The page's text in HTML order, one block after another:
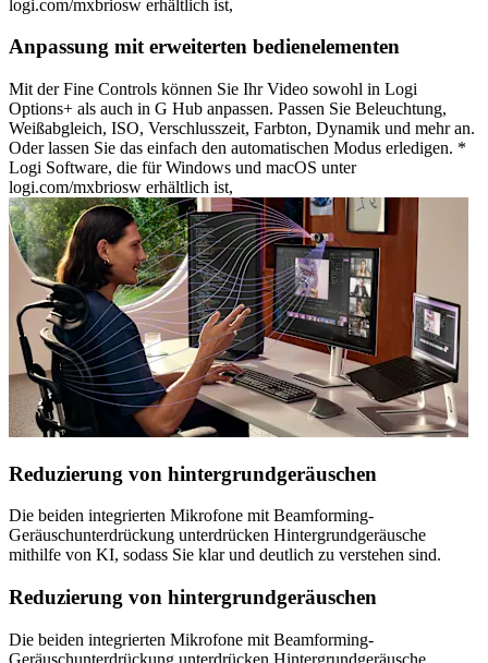
logi.com/mxbriosw erhältlich ist,
Anpassung mit erweiterten bedienelementen
Mit der Fine Controls können Sie Ihr Video sowohl in Logi
Options+ als auch in G Hub anpassen. Passen Sie Beleuchtung,
Weißabgleich, ISO, Verschlusszeit, Farbton, Dynamik und mehr an.
Oder lassen Sie das einfach den automatischen Modus erledigen. *
Logi Software, die für Windows und macOS unter
logi.com/mxbriosw erhältlich ist,
Reduzierung von hintergrundgeräuschen
Die beiden integrierten Mikrofone mit Beamforming-
Geräuschunterdrückung unterdrücken Hintergrundgeräusche
mithilfe von KI, sodass Sie klar und deutlich zu verstehen sind.
Reduzierung von hintergrundgeräuschen
Die beiden integrierten Mikrofone mit Beamforming-
Geräuschunterdrückung unterdrücken Hintergrundgeräusche